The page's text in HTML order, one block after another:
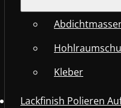
Kleber
Lackfinish Polieren